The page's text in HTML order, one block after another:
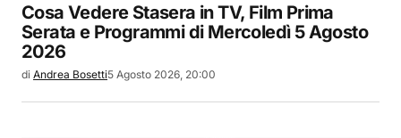
Cosa Vedere Stasera in TV, Film Prima
Serata e Programmi di Mercoledì 5 Agosto
2026
di Andrea Bosetti5 Agosto 2026, 20:00